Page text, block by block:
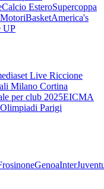
Calcio EsteroSupercoppa
BasketAmerica's
UP
Live Riccione
Milano Cortina
per club 2025EICMA
Olimpiadi Parigi
GenoaInter